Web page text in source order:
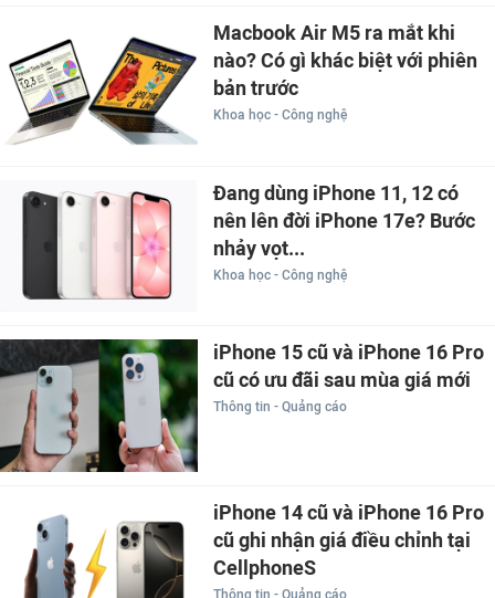
Macbook Air M5 ra mắt khi
nào? Có gì khác biệt với phiên
bản trước
Khoa học - Công nghệ
Đang dùng iPhone 11, 12 có
nên lên đời iPhone 17e? Bước
nhảy vọt...
Khoa học - Công nghệ
iPhone 15 cũ và iPhone 16 Pro
cũ có ưu đãi sau mùa giá mới
Thông tin - Quảng cáo
iPhone 14 cũ và iPhone 16 Pro
cũ ghi nhận giá điều chỉnh tại
CellphoneS
Thông tin - Quảng cáo